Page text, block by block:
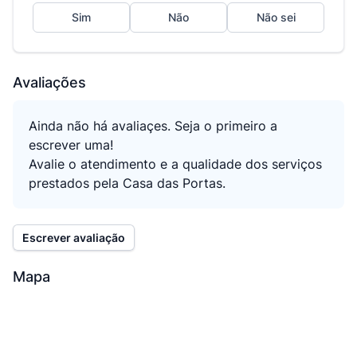
Sim Não Não sei
Avaliações
Ainda não há avaliaçes. Seja o primeiro a
escrever uma!
Avalie o atendimento e a qualidade dos serviços
prestados pela Casa das Portas.
Escrever avaliação
Mapa